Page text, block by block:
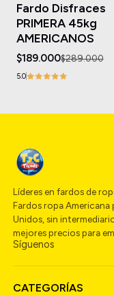
Agotado
Fardo Disfraces
PRIMERA 45kg
AMERICANOS
$189.000$289.000
5.0
Líderes en fardos de
Fardos ropa
Unidos, sin
mejores precios para
Síguenos
CATEGORÍAS